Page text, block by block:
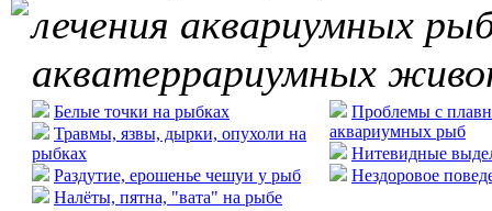
лечения аквариумных
акватеррариумных
Белые точки на рыбках
Травмы, язвы, дырки, опухоли на
рыбках
Раздутие, ерошенье чешуи у рыб
Налёты, пятна, "вата" на рыбе
Проблемы с
аквариумных рыб
Нитевидные
Нездоровое